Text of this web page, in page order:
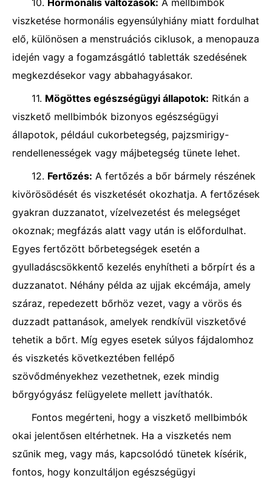
10. Hormonális változások: A mellbimbók
viszketése hormonális egyensúlyhiány miatt fordulhat
elő, különösen a menstruációs ciklusok, a menopauza
idején vagy a fogamzásgátló tabletták szedésének
megkezdésekor vagy abbahagyásakor.
11. Mögöttes egészségügyi állapotok: Ritkán a
viszkető mellbimbók bizonyos egészségügyi
állapotok, például cukorbetegség, pajzsmirigy-
rendellenességek vagy májbetegség tünete lehet.
12. Fertőzés: A fertőzés a bőr bármely részének
kivörösödését és viszketését okozhatja. A fertőzések
gyakran duzzanatot, vízelvezetést és melegséget
okoznak; megfázás alatt vagy után is előfordulhat.
Egyes fertőzött bőrbetegségek esetén a
gyulladáscsökkentő kezelés enyhítheti a bőrpírt és a
duzzanatot. Néhány példa az ujjak ekcémája, amely
száraz, repedezett bőrhöz vezet, vagy a vörös és
duzzadt pattanások, amelyek rendkívül viszketővé
tehetik a bőrt. Míg egyes esetek súlyos fájdalomhoz
és viszketés következtében fellépő
szövődményekhez vezethetnek, ezek mindig
bőrgyógyász felügyelete mellett javíthatók.
Fontos megérteni, hogy a viszkető mellbimbók
okai jelentősen eltérhetnek. Ha a viszketés nem
szűnik meg, vagy más, kapcsolódó tünetek kísérik,
fontos, hogy konzultáljon egészségügyi